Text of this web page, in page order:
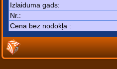
Izlaiduma gads:
Nr.:
Cena bez nodokļa :